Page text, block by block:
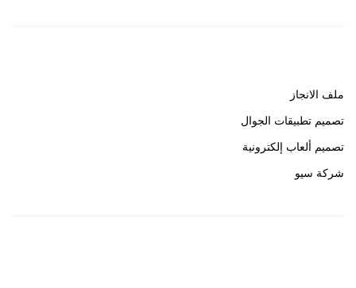
ملف الانجاز
تصميم تطبيقات الجوال
تصميم ألعاب إلكترونية
شركة سيو